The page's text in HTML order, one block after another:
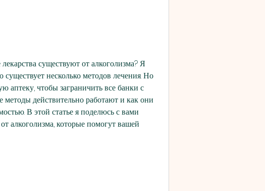
существуют от алкоголизма? Я
существует несколько методов лечения. Но
чтобы заграничить все банки с
методы действительно работают и как они
В этой статье я поделюсь с вами
алкоголизма, которые помогут вашей